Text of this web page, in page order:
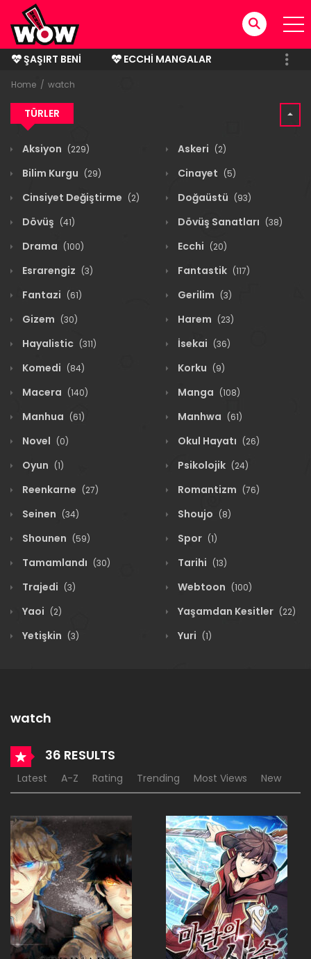
ŞAŞIRT BENI
ECCHI MANGALAR
BITMIŞ MANGALAR
Home watch
TÜRLER
Aksiyon (229) Askeri (2)
Bilim Kurgu (29) Cinayet (5)
Cinsiyet Değiştirme (2) Doğaüstü (93)
Dövüş (41) Dövüş Sanatları (38)
Drama (100) Ecchi (20)
Esrarengiz (3) Fantastik (117)
Fantazi (61) Gerilim (3)
Gizem (30) Harem (23)
Hayalistic (311) İsekai (36)
Komedi (84) Korku (9)
Macera (140) Manga (108)
Manhua (61) Manhwa (61)
Novel (0) Okul Hayatı (26)
Oyun (1) Psikolojik (24)
Reenkarne (27) Romantizm (76)
Seinen (34) Shoujo (8)
Shounen (59) Spor (1)
Tamamlandı (30) Tarihi (13)
Trajedi (3) Webtoon (100)
Yaoi (2) Yaşamdan Kesitler (22)
Yetişkin (3) Yuri (1)
watch
36 RESULTS
Latest A-Z Rating Trending Most Views New